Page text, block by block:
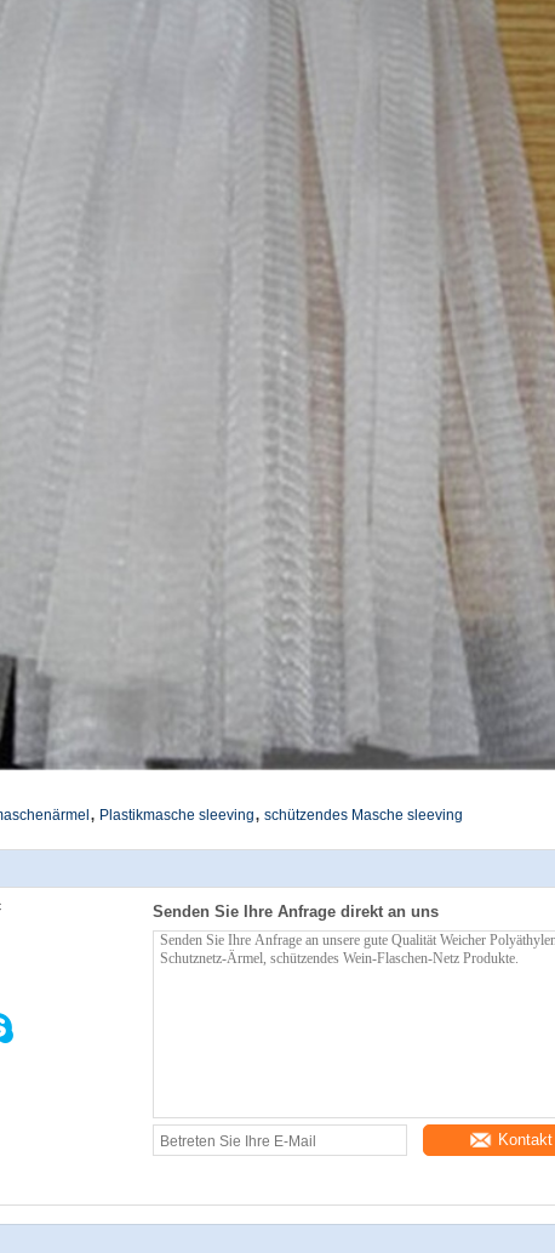
, Plastikmasche sleeving, schützendes Masche sleeving
Senden Sie Ihre Anfrage direkt an uns
Kontakt